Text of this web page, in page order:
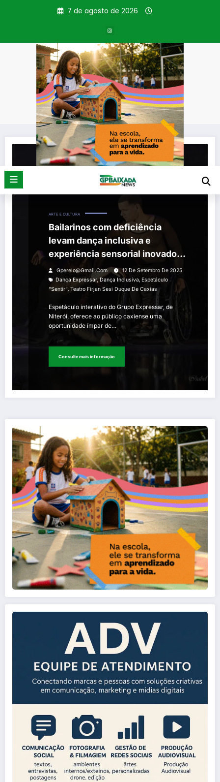
7 de agosto de 2026
Tag: dança inclusiva
Página inicial dança inclusiva
ARTE E CULTURA
Bailarinos com deficiência
levam dança inclusiva e
experiência sensorial inovadora
a Duque de Caxias
Gperelo@gmail.com
12 De Setembro De 2025
Dança Expressar,Dança Inclusiva, Espetáculo
“Sentir”, Teatro Firjan Sesi Duque De Caxias
Espetáculo interativo do Grupo Expressar, de
Niterói, oferece ao público caxiense uma
oportunidade ímpar de…
Consulte mais informação